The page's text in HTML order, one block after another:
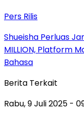
Pers Rilis
Shueisha Perluas
MILLION, Platform
Bahasa
Berita Terkait
Rabu, 9 Juli 2025 -